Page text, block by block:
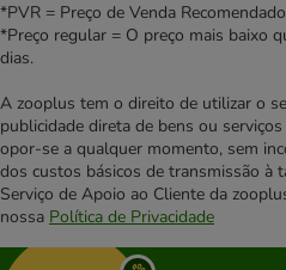
*PVR = Preço de Venda
*Preço regular = O preço mais baixo
dias.
A zooplus tem o direito de utilizar o
publicidade direta de bens ou
opor-se a qualquer momento, sem
dos custos básicos de transmissão à
Serviço de Apoio ao Cliente da
nossa Política de Privacidade